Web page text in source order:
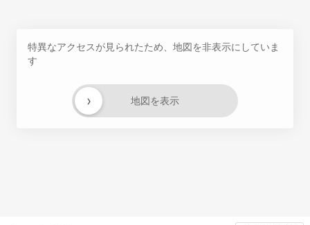
特異なアクセスが見られたため、地図を非表示にしていま
す
地図を表示
›